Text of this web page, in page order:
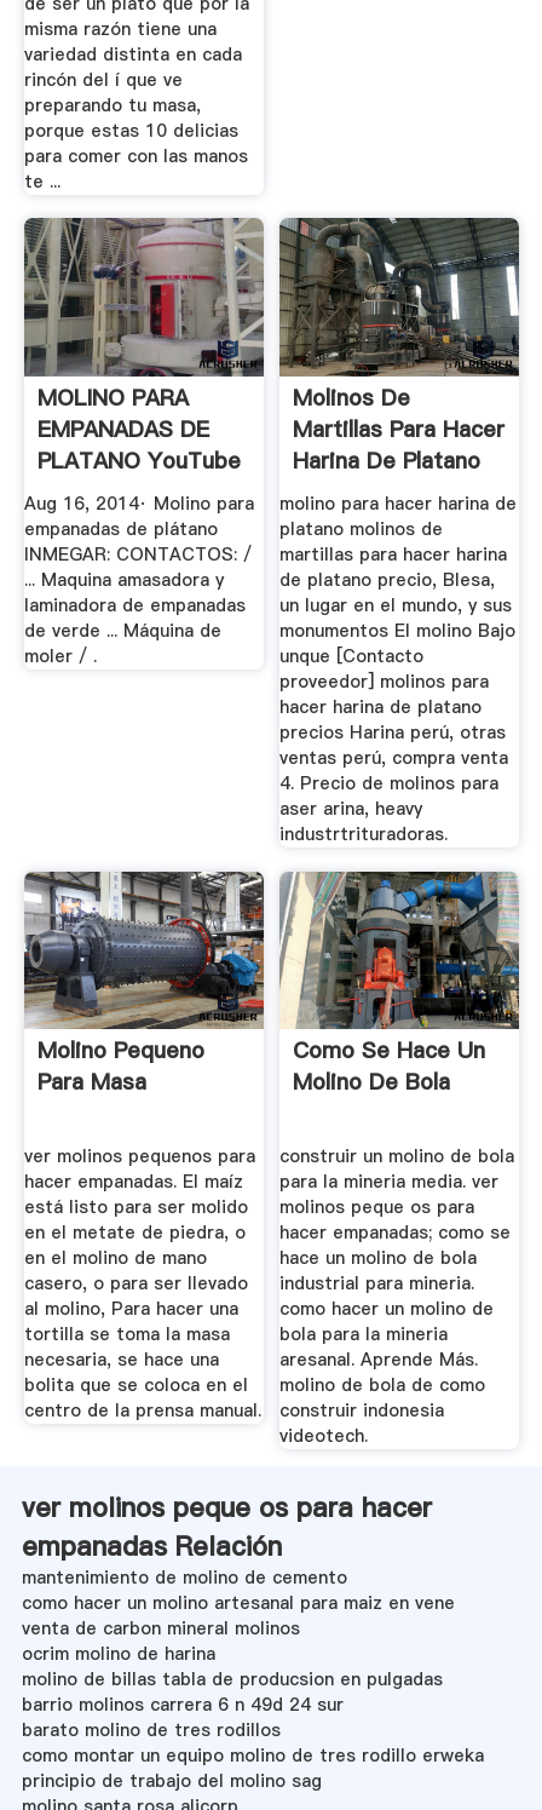
misma razón tiene una
variedad distinta en cada
rincón del í que ve
preparando tu masa,
porque estas 10 delicias
para comer con las manos
te ...
MOLINO PARA
EMPANADAS DE
PLATANO YouTube
Aug 16, 2014· Molino para
empanadas de plátano
INMEGAR: CONTACTOS: /
... Maquina amasadora y
laminadora de empanadas
de verde ... Máquina de
moler / .
Molinos De
Martillas Para Hacer
Harina De Platano
Precio
molino para hacer harina de
platano molinos de
martillas para hacer harina
de platano precio, Blesa,
un lugar en el mundo, y sus
monumentos El molino Bajo
unque [Contacto
proveedor] molinos para
hacer harina de platano
precios Harina perú, otras
ventas perú, compra venta
4. Precio de molinos para
aser arina, heavy
industrtrituradoras.
Molino Pequeno
Para Masa
ver molinos pequenos para
hacer empanadas. El maíz
está listo para ser molido
en el metate de piedra, o
en el molino de mano
casero, o para ser llevado
al molino, Para hacer una
tortilla se toma la masa
necesaria, se hace una
bolita que se coloca en el
centro de la prensa manual.
Como Se Hace Un
Molino De Bola
construir un molino de bola
para la mineria media. ver
molinos peque os para
hacer empanadas; como se
hace un molino de bola
industrial para mineria.
como hacer un molino de
bola para la mineria
aresanal. Aprende Más.
molino de bola de como
construir indonesia
videotech.
ver molinos peque os para hacer
empanadas Relación
mantenimiento de molino de cemento
como hacer un molino artesanal para maiz en vene
venta de carbon mineral molinos
ocrim molino de harina
molino de billas tabla de producsion en pulgadas
barrio molinos carrera 6 n 49d 24 sur
barato molino de tres rodillos
como montar un equipo molino de tres rodillo erweka
principio de trabajo del molino sag